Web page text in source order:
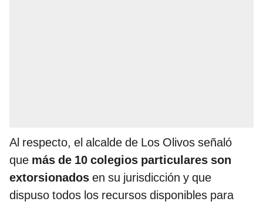
Al respecto, el alcalde de Los Olivos señaló
que más de 10 colegios particulares son
extorsionados en su jurisdicción y que
dispuso todos los recursos disponibles para